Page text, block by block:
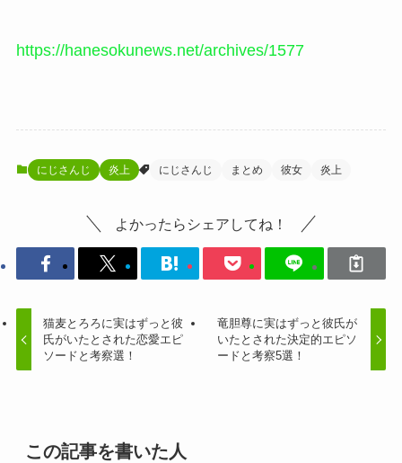
https://hanesokunews.net/archives/1577
にじさんじ 炎上 にじさんじ まとめ 彼女 炎上
よかったらシェアしてね！
猫麦とろろに実はずっと彼
氏がいたとされた恋愛エピ
ソードと考察選！
竜胆尊に実はずっと彼氏が
いたとされた決定的エピソ
ードと考察5選！
この記事を書いた人